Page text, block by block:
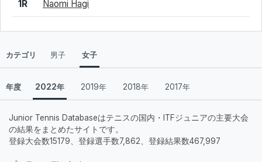
結果 シード 選手名
1R Naomi Hagi
カテゴリ 男子 女子
年度 2022年 2019年 2018年 2017年
Junior Tennis Databaseはテニスの国内・ITFジュニアの主要大会
の結果をまとめたサイトです。
登録大会数15179、登録選手数7,862、登録結果数467,997